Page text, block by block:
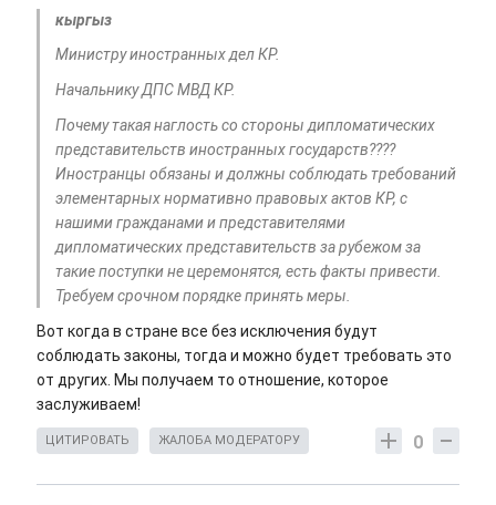
кыргыз
Министру иностранных дел КР.
Начальнику ДПС МВД КР.
Почему такая наглость со стороны дипломатических
представительств иностранных государств????
Иностранцы обязаны и должны соблюдать требований
элементарных нормативно правовых актов КР, с
нашими гражданами и представителями
дипломатических представительств за рубежом за
такие поступки не церемонятся, есть факты привести.
Требуем срочном порядке принять меры.
Вот когда в стране все без исключения будут
соблюдать законы, тогда и можно будет требовать это
от других. Мы получаем то отношение, которое
заслуживаем!
0
ЦИТИРОВАТЬ ЖАЛОБА МОДЕРАТОРУ